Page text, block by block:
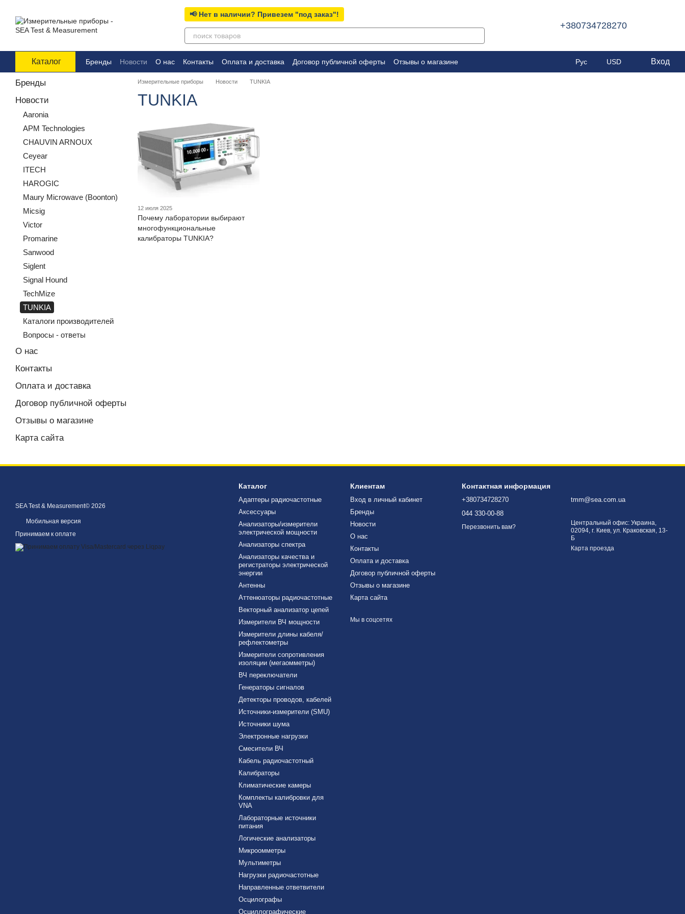
📢 Нет в наличии? Привезем "под заказ"!
+380734728270
Каталог Бренды Новости О нас Контакты Оплата и доставка Договор публичной оферты Отзывы о магазине Рус USD Вход
Измерительные приборы Новости TUNKIA
TUNKIA
12 июля 2025
Почему лаборатории выбирают
многофункциональные
калибраторы TUNKIA?
Бренды
Новости
Aaronia
APM Technologies
CHAUVIN ARNOUX
Ceyear
ITECH
HAROGIC
Maury Microwave (Boonton)
Micsig
Victor
Promarine
Sanwood
Siglent
Signal Hound
TechMize
TUNKIA
Каталоги производителей
Вопросы - ответы
О нас
Контакты
Оплата и доставка
Договор публичной оферты
Отзывы о магазине
Карта сайта
SEA Test & Measurement© 2026
Мобильная версия
Принимаем к оплате
Каталог
Адаптеры радиочастотные
Аксессуары
Анализаторы/измерители
электрической мощности
Анализаторы спектра
Анализаторы качества и
регистраторы электрической
энергии
Антенны
Аттенюаторы радиочастотные
Векторный анализатор цепей
Измерители ВЧ мощности
Измерители длины кабеля/
рефлектометры
Измерители сопротивления
изоляции (мегаомметры)
ВЧ переключатели
Генераторы сигналов
Детекторы проводов, кабелей
Источники-измерители (SMU)
Источники шума
Электронные нагрузки
Смесители ВЧ
Кабель радиочастотный
Калибраторы
Климатические камеры
Комплекты калибровки для
VNA
Лабораторные источники
питания
Логические анализаторы
Микроомметры
Мультиметры
Нагрузки радиочастотные
Направленные ответвители
Осцилографы
Осциллографические
Клиентам
Вход в личный кабинет
Бренды
Новости
О нас
Контакты
Оплата и доставка
Договор публичной оферты
Отзывы о магазине
Карта сайта
Мы в соцсетях
Контактная информация
+380734728270
044 330-00-88
Перезвонить вам?
tmm@sea.com.ua
Центральный офис: Украина,
02094, г. Киев, ул. Краковская, 13-
Б
Карта проезда